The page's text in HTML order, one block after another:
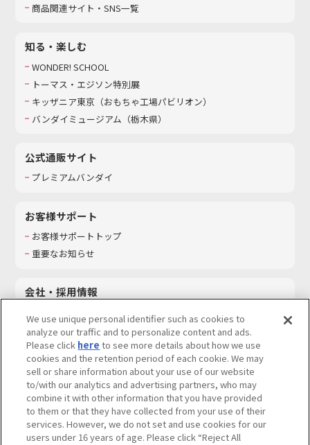
商品関連サイト・SNS一覧
知る・楽しむ
WONDER! SCHOOL
トーマス・エジソン特別展
キッザニア東京（おもちゃ工場パビリオン）​
バンダイミュージアム（栃木県）
公式通販サイト
プレミアムバンダイ
お客様サポート
お客様サポートトップ
重要なお知らせ
会社・採用情報
採用情報
サステナビリティ
お問い合わせ
ウェブサイトご利用条件 ソーシャルメディアポリシー
We use unique personal identifier such as cookies to
analyze our traffic and to personalize content and ads.
Please click here to see more details about how we use
cookies and the retention period of each cookie. We may
sell or share information about your use of our website
to/with our analytics and advertising partners, who may
combine it with other information that you have provided
to them or that they have collected from your use of their
services. However, we do not set and use cookies for our
users under 16 years of age. Please click “Reject All